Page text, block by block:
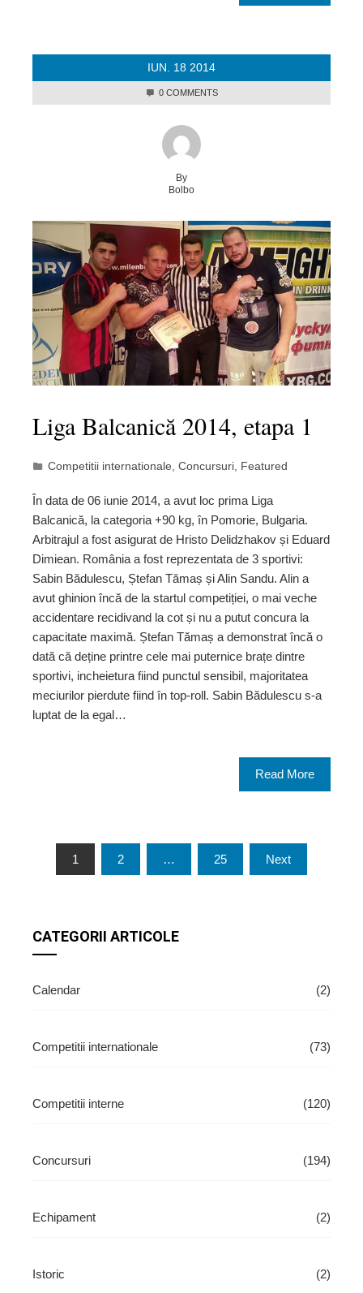
IUN. 18 2014
0 COMMENTS
By
Bolbo
Liga Balcanică 2014, etapa 1
Competitii internationale Concursuri Featured
În data de 06 iunie 2014, a avut loc prima Liga
Balcanică, la categoria +90 kg, în Pomorie, Bulgaria.
Arbitrajul a fost asigurat de Hristo Delidzhakov și Eduard
Dimiean. România a fost reprezentata de 3 sportivi:
Sabin Bădulescu, Ștefan Tămaș și Alin Sandu. Alin a
avut ghinion încă de la startul competiției, o mai veche
accidentare recidivand la cot și nu a putut concura la
capacitate maximă. Ștefan Tămaș a demonstrat încă o
dată că deține printre cele mai puternice brațe dintre
sportivi, incheietura fiind punctul sensibil, majoritatea
meciurilor pierdute fiind în top-roll. Sabin Bădulescu s-a
luptat de la egal…
Read More
Paginație
1 2 … 25 Next
CATEGORII ARTICOLE
Calendar (2)
Competitii internationale (73)
Competitii interne (120)
Concursuri (194)
Echipament (2)
Istoric (2)